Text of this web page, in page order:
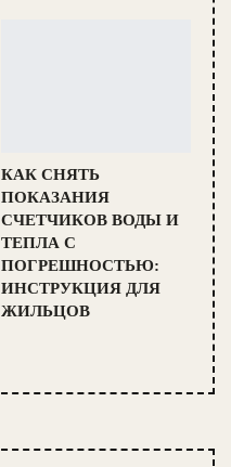
КАК СНЯТЬ
ПОКАЗАНИЯ
СЧЕТЧИКОВ ВОДЫ И
ТЕПЛА С
ПОГРЕШНОСТЬЮ:
ИНСТРУКЦИЯ ДЛЯ
ЖИЛЬЦОВ